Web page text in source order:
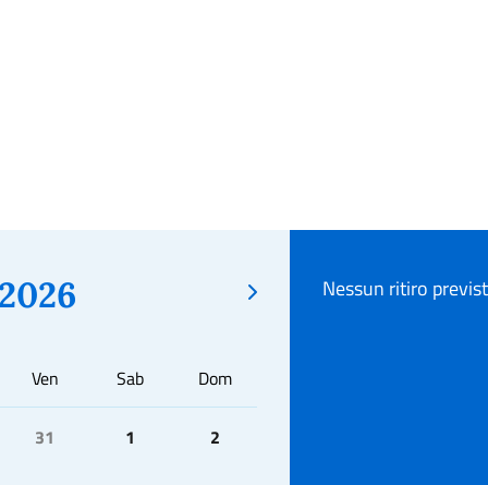
Ven Sab Dom
31 1 2
Nessun ritiro